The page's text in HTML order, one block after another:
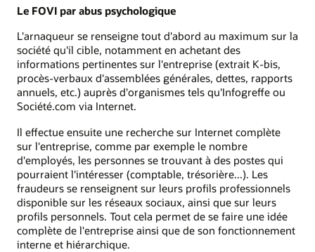
Le FOVI par abus psychologique
L'arnaqueur se renseigne tout d'abord au maximum sur la
société qu'il cible, notamment en achetant des
informations pertinentes sur l'entreprise (extrait K-bis,
procès-verbaux d'assemblées générales, dettes, rapports
annuels, etc.) auprès d'organismes tels qu'Infogreffe ou
Société.com via Internet.
Il effectue ensuite une recherche sur Internet complète
sur l'entreprise, comme par exemple le nombre
d'employés, les personnes se trouvant à des postes qui
pourraient l'intéresser (comptable, trésorière...). Les
fraudeurs se renseignent sur leurs profils professionnels
disponible sur les réseaux sociaux, ainsi que sur leurs
profils personnels. Tout cela permet de se faire une idée
complète de l'entreprise ainsi que de son fonctionnement
interne et hiérarchique.